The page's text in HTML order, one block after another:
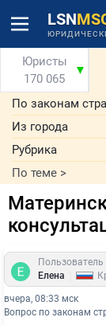
LSN
Юристы
170 065
▼
По законам
Из города
Рубрика
По теме >
Пользователь
Елена
вчера, 08:33 мск
Вопрос по законам